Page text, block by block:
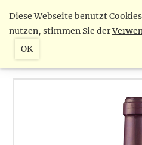
Diese Webseite benutzt
nutzen, stimmen Sie der
OK